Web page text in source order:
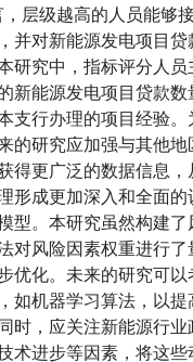
，层级越高的人员能够
并对新能源发电项目
研究中，指标评分人
新能源发电项目贷款
支行办理的项目经验
的研究应加强与其他
得更广泛的数据信息
形成更加深入和全面
型。本研究虽然构建了
对风险因素权重进行
优化。未来的研究可
如机器学习算法，以
时，应关注新能源行
术进步等因素，将这